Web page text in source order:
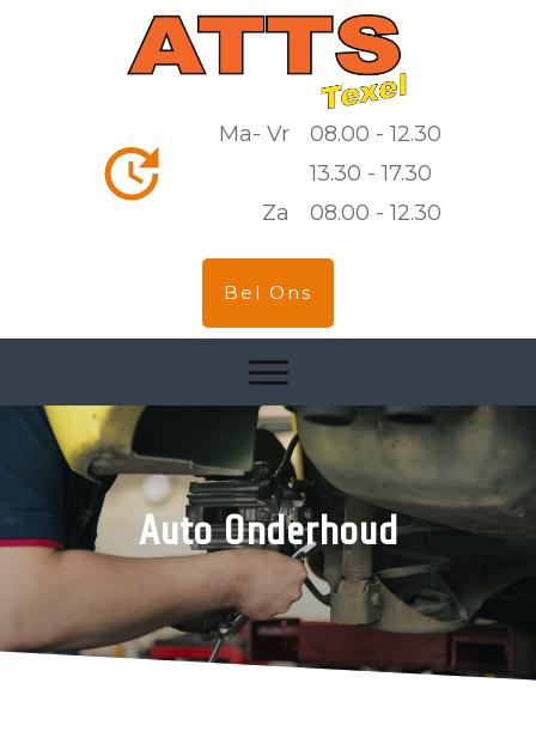
Ma- Vr
Za
08.00 - 12.30
13.30 - 17.30
08.00 - 12.30
Bel Ons
Auto Onderhoud